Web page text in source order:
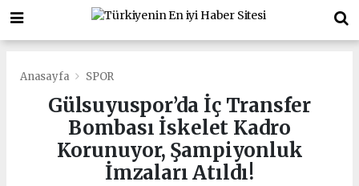
Anasayfa SPOR
Gülsuyuspor’da İç Transfer
Bombası İskelet Kadro
Korunuyor, Şampiyonluk
İmzaları Atıldı!